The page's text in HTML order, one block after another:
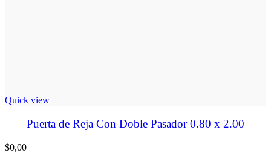
Quick view
Puerta de Reja Con Doble Pasador 0.80 x 2.00
$0,00